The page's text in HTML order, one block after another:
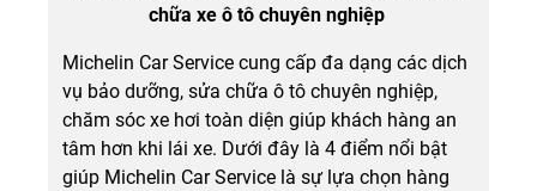
chữa xe ô tô chuyên nghiệp
Michelin Car Service cung cấp đa dạng các dịch
vụ bảo dưỡng, sửa chữa ô tô chuyên nghiệp,
chăm sóc xe hơi toàn diện giúp khách hàng an
tâm hơn khi lái xe. Dưới đây là 4 điểm nổi bật
giúp Michelin Car Service là sự lựa chọn hàng